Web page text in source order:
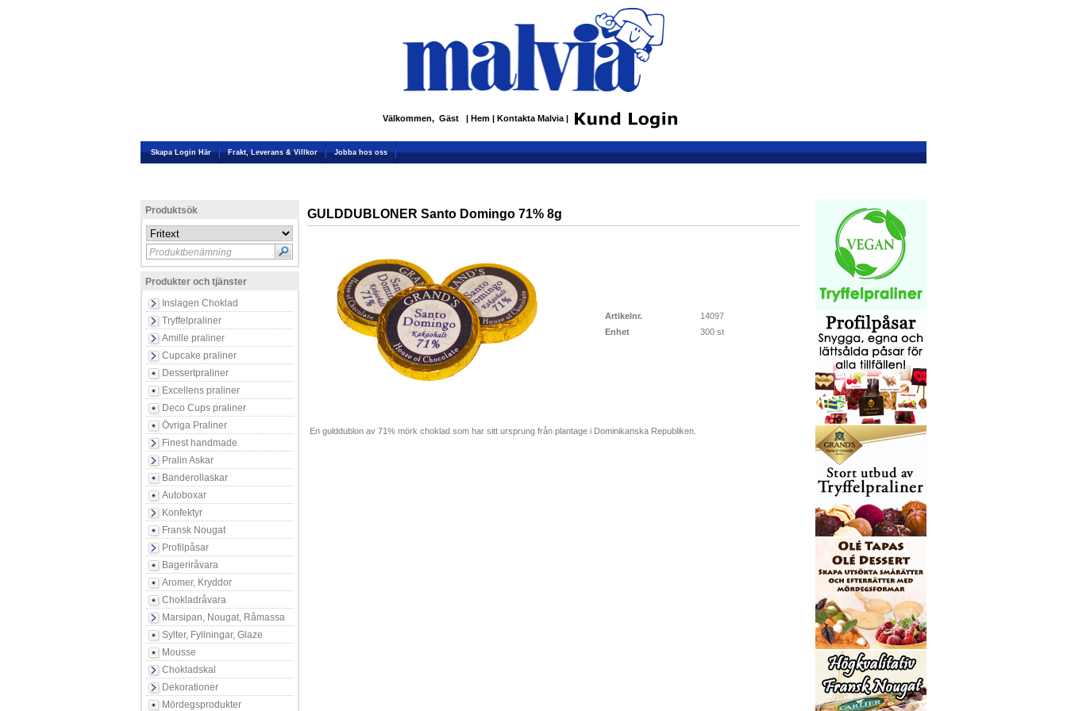
Välkommen, Gäst Hem Kontakta Malvia
Skapa Login Här Frakt, Leverans & Villkor Jobba hos oss
Produktsök
Produktbenämning
Produkter och tjänster
Inslagen Choklad
Tryffelpraliner
Amille praliner
Cupcake praliner
Dessertpraliner
Excellens praliner
Deco Cups praliner
Övriga Praliner
Finest handmade
Pralin Askar
Banderollaskar
Autoboxar
Konfektyr
Fransk Nougat
Profilpåsar
Bageriråvara
Aromer, Kryddor
Chokladråvara
Marsipan, Nougat, Råmassa
Sylter, Fyllningar, Glaze
Mousse
Chokladskal
Dekorationer
Mördegsprodukter
GULDDUBLONER Santo Domingo 71% 8g
Artikelnr.
14097
Enhet
300 st
En gulddublon av 71% mörk choklad som har sitt ursprung från plantage i Dominikanska Republiken.